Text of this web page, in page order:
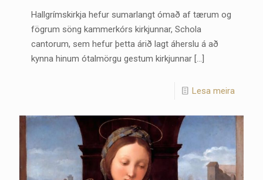
Hallgrímskirkja hefur sumarlangt ómað af tærum og
fögrum söng kammerkórs kirkjunnar, Schola
cantorum, sem hefur þetta árið lagt áherslu á að
kynna hinum ótalmörgu gestum kirkjunnar […]
Lesa meira